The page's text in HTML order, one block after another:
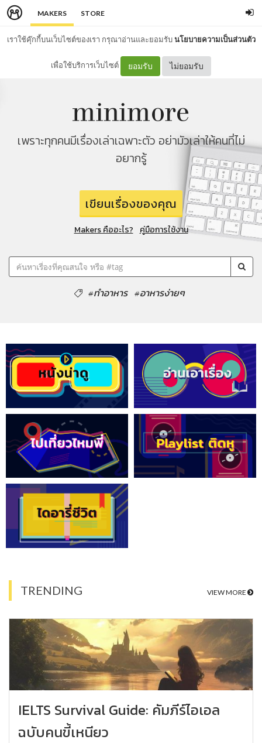
MAKERS STORE
เราใช้คุ๊กกี้บนเว็บไซต์ของเรา กรุณาอ่านและยอมรับนโยบายความเป็นส่วนตัว
เพื่อใช้บริการเว็บไซต์ ยอมรับ ไม่ยอมรับ
เพราะทุกคนมีเรื่องเล่าเฉพาะตัว อย่ามัวเล่าให้คนที่ไม่
อยากรู้
เขียนเรื่องของคุณ
Makers คืออะไร? คู่มือการใช้งาน
#ทำอาหาร #อาหารง่ายๆ
TRENDING VIEW MORE
IELTS Survival Guide: คัมภีร์ไอเอล
ฉบับคนขี้เหนียว